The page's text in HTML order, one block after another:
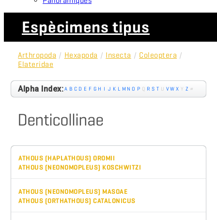
Espècimens tipus
Arthropoda / Hexapoda / Insecta / Coleoptera /
Elateridae
Alpha Index:A B C D E F G H I J K L M N O P Q R S T U VW X Y Z #
Denticollinae
ATHOUS (HAPLATHOUS) OROMII
ATHOUS (NEONOMOPLEUS) KOSCHWITZI
ATHOUS (NEONOMOPLEUS) MASOAE
ATHOUS (ORTHATHOUS) CATALONICUS